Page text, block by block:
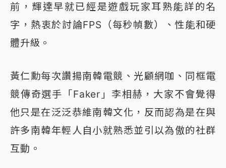
前，輝達早就已經是遊戲玩家耳熟能詳的名
字，熱衷於討論FPS（每秒幀數）、性能和硬
體升級。
黃仁勳每次讚揚南韓電競、光顧網咖、同框電
競傳奇選手「Faker」李相赫，大家不會覺得
他只是在泛泛恭維南韓文化，反而認為是在與
許多南韓年輕人自小就熟悉並引以為傲的社群
互動。